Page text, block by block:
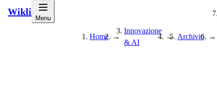
Wikli
Menu
Home →
Innovazione
& AI
→ Archivio →